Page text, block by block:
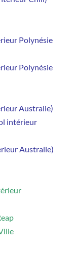
Polynésie
Polynésie
Australie)
intérieur
Australie)